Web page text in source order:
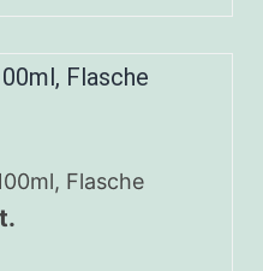
Flasche